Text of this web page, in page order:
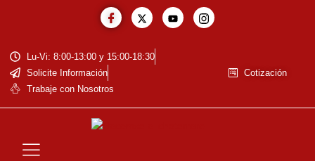
Cotización
Lu-Vi: 8:00-13:00 y 15:00-18:30
Solicite Información
Trabaje con Nosotros